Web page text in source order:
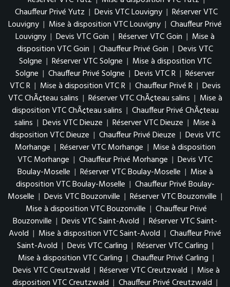
Chauffeur Privé Yutz | Devis VTC Louvigny | Réserver VTC
Louvigny | Mise à disposition VTC Louvigny | Chauffeur Privé
Louvigny | Devis VTC Goin | Réserver VTC Goin | Mise à
disposition VTC Goin | Chauffeur Privé Goin | Devis VTC
Solgne | Réserver VTC Solgne | Mise à disposition VTC
Solgne | Chauffeur Privé Solgne | Devis VTC R | Réserver
VTC R | Mise à disposition VTC R | Chauffeur Privé R | Devis
VTC ChÃ¢teau salins | Réserver VTC ChÃ¢teau salins | Mise à
disposition VTC ChÃ¢teau salins | Chauffeur Privé ChÃ¢teau
salins | Devis VTC Dieuze | Réserver VTC Dieuze | Mise à
disposition VTC Dieuze | Chauffeur Privé Dieuze | Devis VTC
Morhange | Réserver VTC Morhange | Mise à disposition
VTC Morhange | Chauffeur Privé Morhange | Devis VTC
Boulay-Moselle | Réserver VTC Boulay-Moselle | Mise à
disposition VTC Boulay-Moselle | Chauffeur Privé Boulay-
Moselle | Devis VTC Bouzonville | Réserver VTC Bouzonville |
Mise à disposition VTC Bouzonville | Chauffeur Privé
Bouzonville | Devis VTC Saint-Avold | Réserver VTC Saint-
Avold | Mise à disposition VTC Saint-Avold | Chauffeur Privé
Saint-Avold | Devis VTC Carling | Réserver VTC Carling |
Mise à disposition VTC Carling | Chauffeur Privé Carling |
Devis VTC Creutzwald | Réserver VTC Creutzwald | Mise à
disposition VTC Creutzwald | Chauffeur Privé Creutzwald |